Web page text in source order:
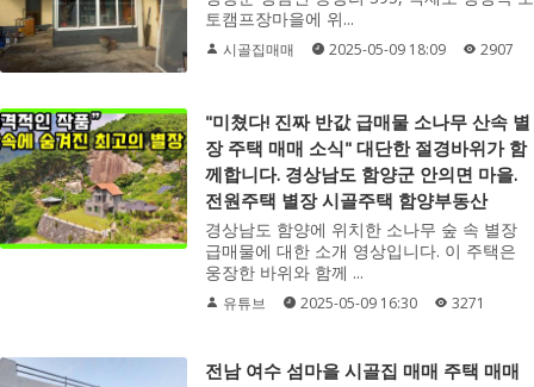
토캠프장마을에 위...
시골집매매 2025-05-09 18:09 2907
"미쳤다! 진짜 반값 급매물 소나무 산속 별
장 주택 매매 소식" 대단한 절경바위가 함
께합니다. 경상남도 함양군 안의면 마을.
전원주택 별장 시골주택 함양부동산
경상남도 함양에 위치한 소나무 숲 속 별장
급매물에 대한 소개 영상입니다. 이 주택은
웅장한 바위와 함께 ...
유튜브 2025-05-09 16:30 3271
전남 여수 섬마을 시골집 매매 주택 매매